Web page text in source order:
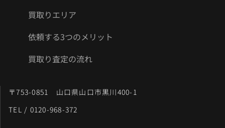
買取りエリア
依頼する3つのメリット
買取り査定の流れ
〒753-0851 山口県山口市黒川400-1
TEL / 0120-968-372